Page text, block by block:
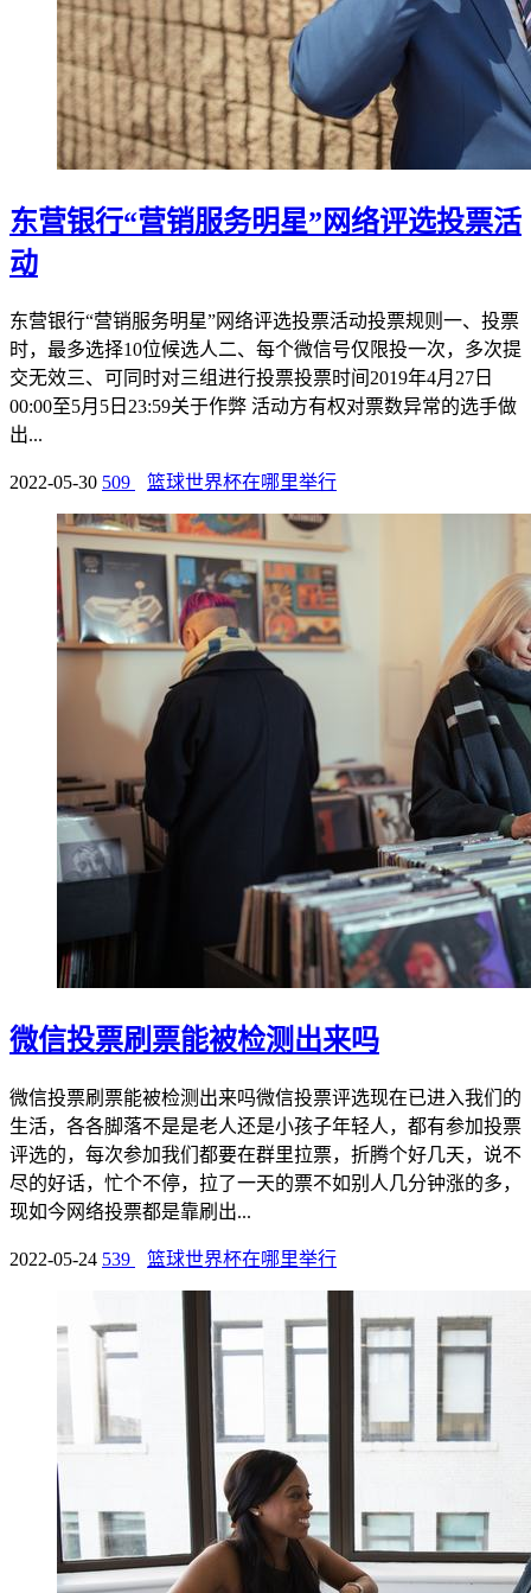
东营银行“营销服务明星”网络评选投票活
动
东营银行“营销服务明星”网络评选投票活动投票规则一、投票
时，最多选择10位候选人二、每个微信号仅限投一次，多次提
交无效三、可同时对三组进行投票投票时间2019年4月27日
00:00至5月5日23:59关于作弊 活动方有权对票数异常的选手做
出...
2022-05-30 509 篮球世界杯在哪里举行
微信投票刷票能被检测出来吗
微信投票刷票能被检测出来吗微信投票评选现在已进入我们的
生活，各各脚落不是是老人还是小孩子年轻人，都有参加投票
评选的，每次参加我们都要在群里拉票，折腾个好几天，说不
尽的好话，忙个不停，拉了一天的票不如别人几分钟涨的多，
现如今网络投票都是靠刷出...
2022-05-24 539 篮球世界杯在哪里举行